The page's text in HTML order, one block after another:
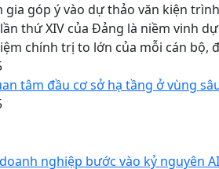
góp ý vào dự thảo văn kiện
thứ XIV của Đảng là niềm vinh
chính trị to lớn của mỗi cán bộ,
tâm đầu cơ sở hạ tầng ở vùng